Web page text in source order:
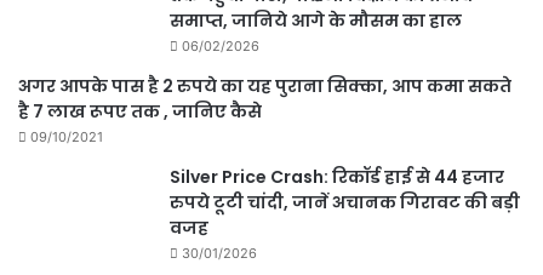
समाप्त, जानिये आगे के मौसम का हाल
06/02/2026
अगर आपके पास है 2 रुपये का यह पुराना सिक्का, आप कमा सकते
है 7 लाख रूपए तक , जानिए कैसे
09/10/2021
Silver Price Crash: रिकॉर्ड हाई से 44 हजार
रुपये टूटी चांदी, जानें अचानक गिरावट की बड़ी
वजह
30/01/2026